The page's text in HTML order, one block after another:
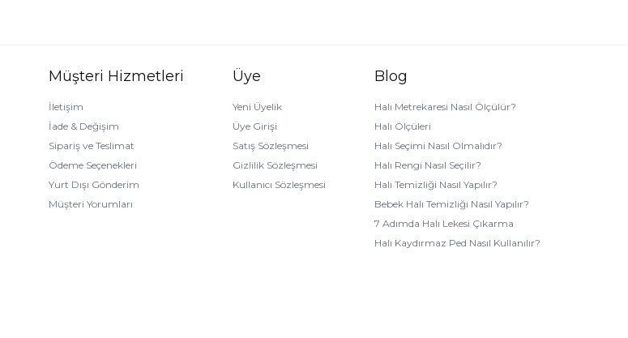
Müşteri Hizmetleri
İletişim
İade & Değişim
Sipariş ve Teslimat
Ödeme Seçenekleri
Yurt Dışı Gönderim
Müşteri Yorumları
Üye
Yeni Üyelik
Üye Girişi
Satış Sözleşmesi
Gizlilik Sözleşmesi
Kullanıcı Sözleşmesi
Blog
Halı Metrekaresi Nasıl Ölçülür?
Halı Ölçüleri
Halı Seçimi Nasıl Olmalıdır?
Halı Rengi Nasıl Seçilir?
Halı Temizliği Nasıl Yapılır?
Bebek Halı Temizliği Nasıl Yapılır?
7 Adımda Halı Lekesi Çıkarma
Halı Kaydırmaz Ped Nasıl Kullanılır?